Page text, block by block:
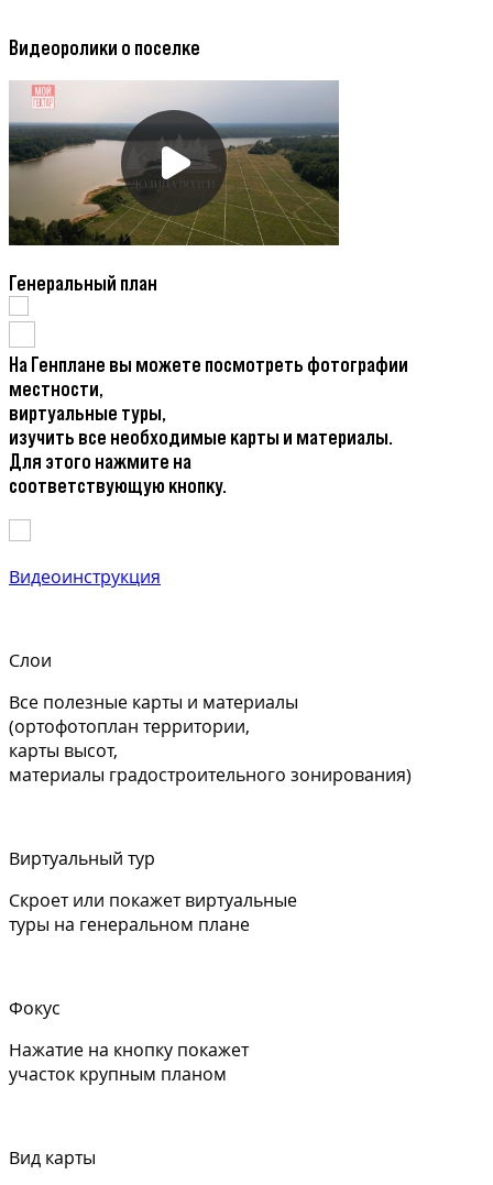
Видеоролики о поселке
Генеральный план
На Генплане вы можете посмотреть фотографии
местности,
виртуальные туры,
изучить все необходимые карты и материалы.
Для этого нажмите на
соответствующую кнопку.
Видеоинструкция
Слои
Все полезные карты и материалы
(ортофотоплан территории,
карты высот,
материалы градостроительного зонирования)
Виртуальный тур
Скроет или покажет виртуальные
туры на генеральном плане
Фокус
Нажатие на кнопку покажет
участок крупным планом
Вид карты